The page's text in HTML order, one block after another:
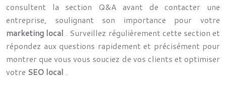
consultent la section Q&A avant de contacter une
entreprise, soulignant son importance pour votre
marketing local . Surveillez régulièrement cette section et
répondez aux questions rapidement et précisément pour
montrer que vous vous souciez de vos clients et optimiser
votre SEO local .